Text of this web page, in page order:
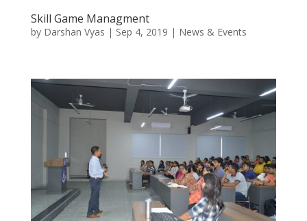
Skill Game Managment
by Darshan Vyas | Sep 4, 2019 | News & Events